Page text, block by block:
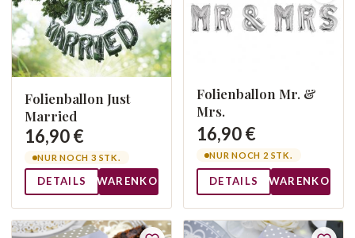
Folienballon Just
Married
16,90 €
NUR NOCH 3 STK.
DETAILS WARENKORB
Folienballon Mr. &
Mrs.
16,90 €
NUR NOCH 2 STK.
DETAILS WARENKORB